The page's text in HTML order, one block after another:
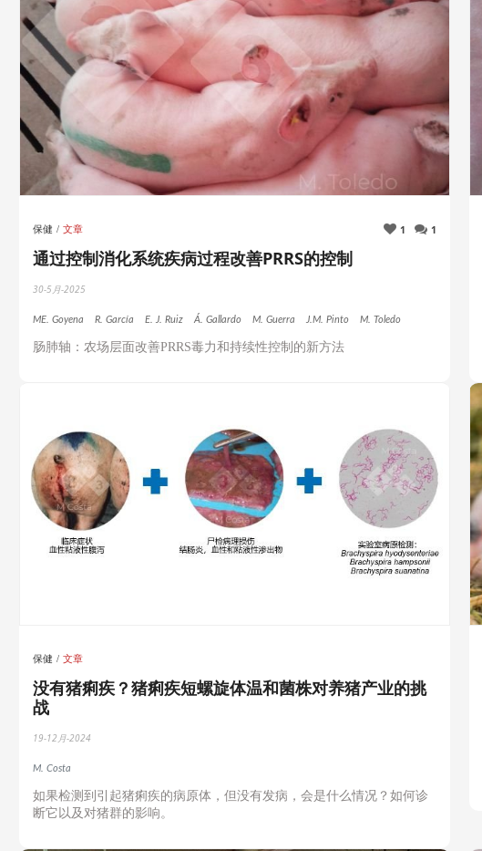
1 1
保健 文章
通过控制消化系统疾病过程改善PRRS的控制
30-5月-2025
ME. Goyena R. García E. J. Ruiz Á. Gallardo M. Guerra J.M. Pinto M. Toledo
肠肺轴：农场层面改善PRRS毒力和持续性控制的新方法
保健 文章
没有猪痢疾？猪痢疾短螺旋体温和菌株对养猪产业的挑
战
19-12月-2024
M. Costa
如果检测到引起猪痢疾的病原体，但没有发病，会是什么情况？如何诊
断它以及对猪群的影响。